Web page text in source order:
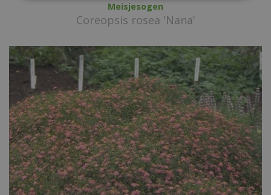
Meisjesogen
Coreopsis rosea 'Nana'